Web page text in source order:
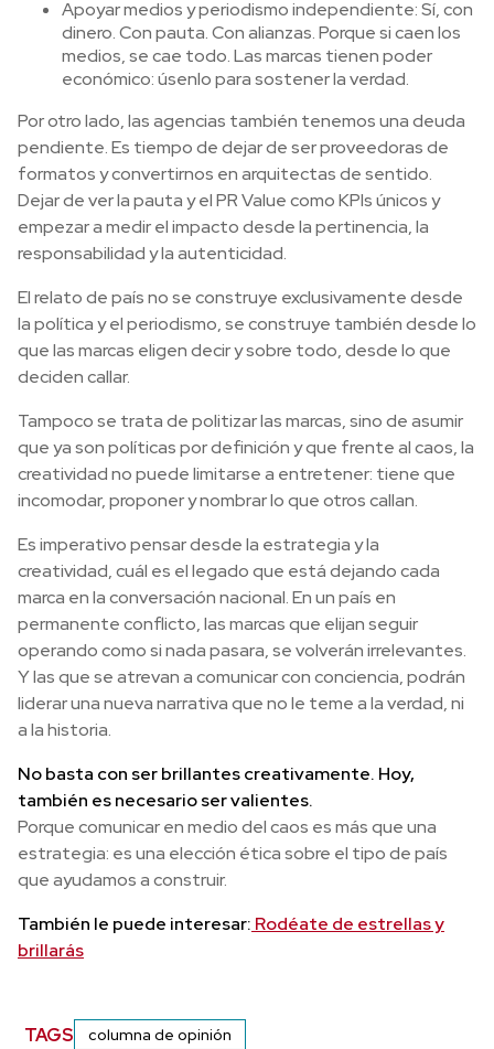
Apoyar medios y periodismo independiente: Sí, con
dinero. Con pauta. Con alianzas. Porque si caen los
medios, se cae todo. Las marcas tienen poder
económico: úsenlo para sostener la verdad.
Por otro lado, las agencias también tenemos una deuda
pendiente. Es tiempo de dejar de ser proveedoras de
formatos y convertirnos en arquitectas de sentido.
Dejar de ver la pauta y el PR Value como KPIs únicos y
empezar a medir el impacto desde la pertinencia, la
responsabilidad y la autenticidad.
El relato de país no se construye exclusivamente desde
la política y el periodismo, se construye también desde lo
que las marcas eligen decir y sobre todo, desde lo que
deciden callar.
Tampoco se trata de politizar las marcas, sino de asumir
que ya son políticas por definición y que frente al caos, la
creatividad no puede limitarse a entretener: tiene que
incomodar, proponer y nombrar lo que otros callan.
Es imperativo pensar desde la estrategia y la
creatividad, cuál es el legado que está dejando cada
marca en la conversación nacional. En un país en
permanente conflicto, las marcas que elijan seguir
operando como si nada pasara, se volverán irrelevantes.
Y las que se atrevan a comunicar con conciencia, podrán
liderar una nueva narrativa que no le teme a la verdad, ni
a la historia.
No basta con ser brillantes creativamente. Hoy,
también es necesario ser valientes.
Porque comunicar en medio del caos es más que una
estrategia: es una elección ética sobre el tipo de país
que ayudamos a construir.
También le puede interesar: Rodéate de estrellas y
brillarás
TAGS columna de opinión